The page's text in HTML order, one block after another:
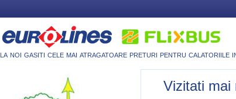
la noi gasiti cele mai atragatoare preturi pentru calatoriile
Vizitati mai